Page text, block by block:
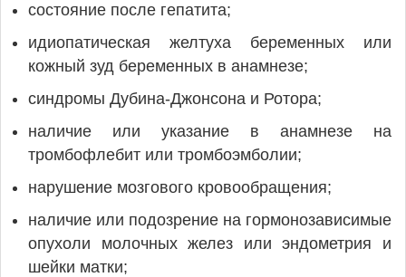
состояние после гепатита;
идиопатическая желтуха беременных или
кожный зуд беременных в анамнезе;
синдромы Дубина-Джонсона и Ротора;
наличие или указание в анамнезе на
тромбофлебит или тромбоэмболии;
нарушение мозгового кровообращения;
наличие или подозрение на гормонозависимые
опухоли молочных желез или эндометрия и
шейки матки;